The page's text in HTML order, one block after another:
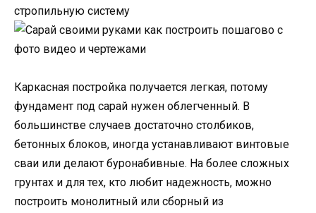
стропильную систему
Каркасная постройка получается легкая, потому
фундамент под сарай нужен облегченный. В
большинстве случаев достаточно столбиков,
бетонных блоков, иногда устанавливают винтовые
сваи или делают буронабивные. На более сложных
грунтах и для тех, кто любит надежность, можно
построить монолитный или сборный из